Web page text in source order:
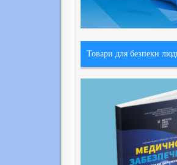
Товари для безпеки